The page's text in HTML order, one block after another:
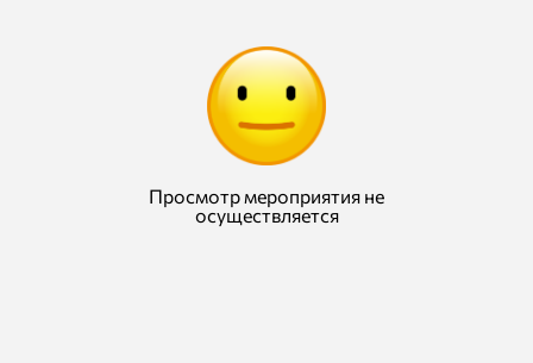
Просмотр мероприятия не
осуществляется